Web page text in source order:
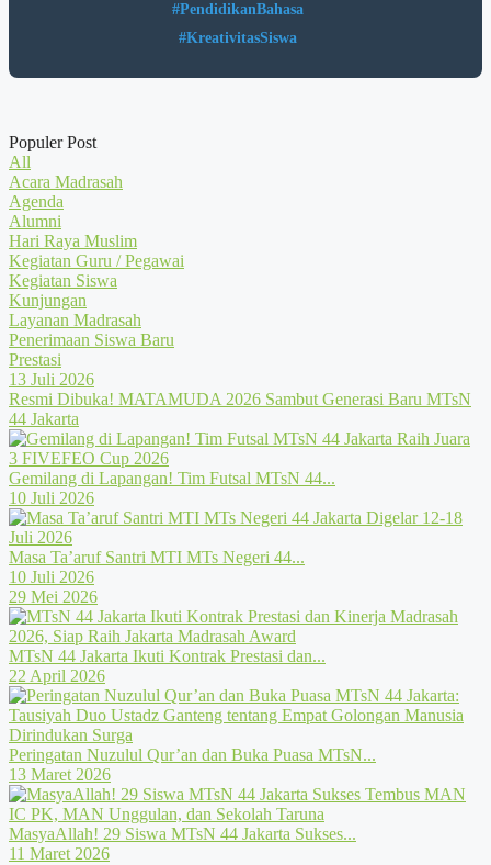
#PendidikanBahasa
#KreativitasSiswa
Populer Post
All
Acara Madrasah
Agenda
Alumni
Hari Raya Muslim
Kegiatan Guru / Pegawai
Kegiatan Siswa
Kunjungan
Layanan Madrasah
Penerimaan Siswa Baru
Prestasi
13 Juli 2026
Resmi Dibuka! MATAMUDA 2026 Sambut Generasi Baru MTsN
44 Jakarta
Gemilang di Lapangan! Tim Futsal MTsN 44...
10 Juli 2026
Masa Ta’aruf Santri MTI MTs Negeri 44...
10 Juli 2026
29 Mei 2026
MTsN 44 Jakarta Ikuti Kontrak Prestasi dan...
22 April 2026
Peringatan Nuzulul Qur’an dan Buka Puasa MTsN...
13 Maret 2026
MasyaAllah! 29 Siswa MTsN 44 Jakarta Sukses...
11 Maret 2026